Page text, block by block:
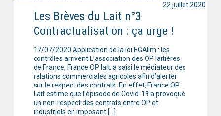
Les Brèves du Lait n°3
Contractualisation : ça urge !
17/07/2020 Application de la loi EGAlim : les
contrôles arrivent L’association des OP laitières
de France, France OP lait, a saisi le médiateur des
relations commerciales agricoles afin d’alerter
sur le respect des contrats. En effet, France OP
Lait estime que l’épisode de Covid-19 a provoqué
un non-respect des contrats entre OP et
industriels en imposant […]
22 juillet 2020